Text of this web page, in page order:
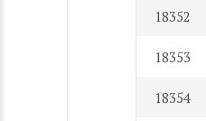
18352
18353
18354